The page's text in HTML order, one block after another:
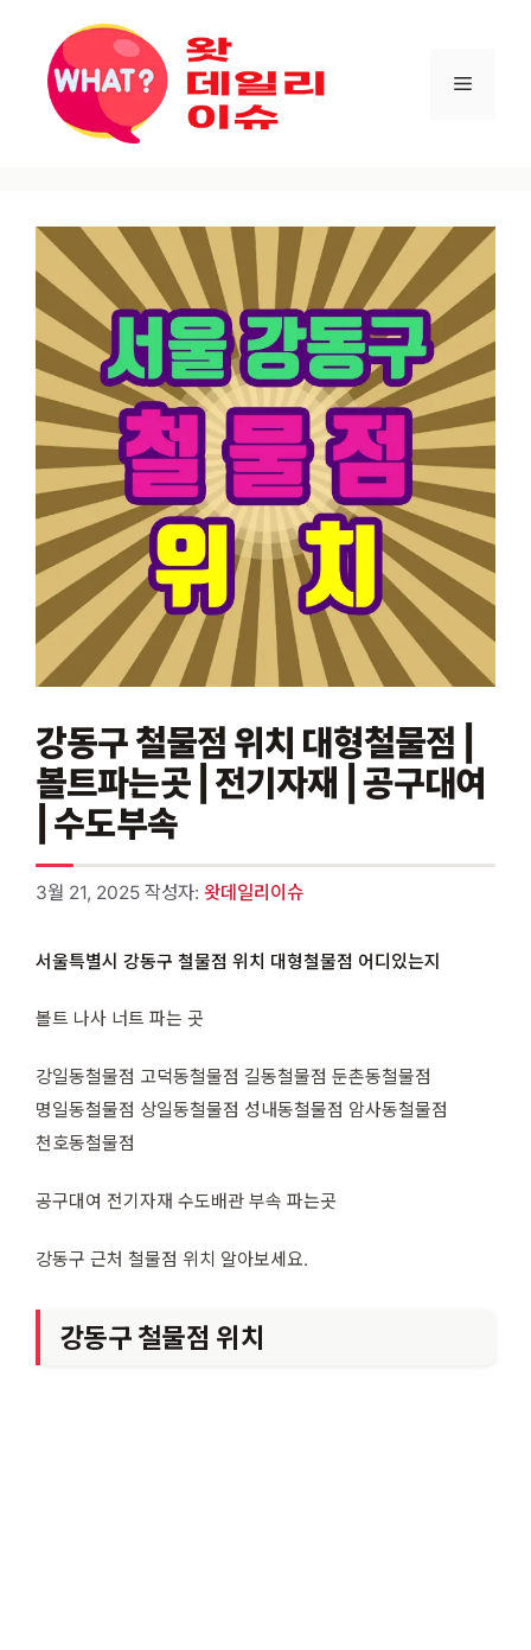
건너뛰기
메뉴
강동구 철물점 위치 대형철물점 |
볼트파는곳 | 전기자재 | 공구대여
| 수도부속
3월 21, 2025 작성자: 왓데일리이슈
서울특별시 강동구 철물점 위치 대형철물점 어디있는지
볼트 나사 너트 파는 곳
강일동철물점 고덕동철물점 길동철물점 둔촌동철물점
명일동철물점 상일동철물점 성내동철물점 암사동철물점
천호동철물점
공구대여 전기자재 수도배관 부속 파는곳
강동구 근처 철물점 위치 알아보세요.
강동구 철물점 위치